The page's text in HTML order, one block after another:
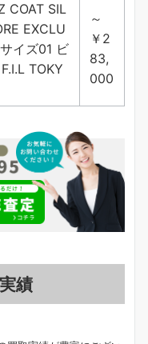
COAT SIL
EXCLU
イズ01 ビ
TOKY
～
￥2
83,
000
績